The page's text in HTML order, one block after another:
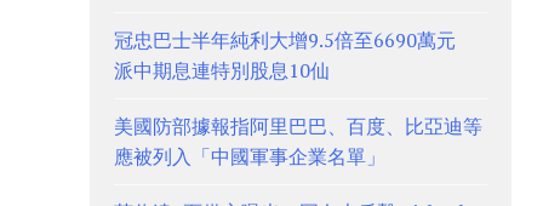
冠忠巴士半年純利大增9.5倍至6690萬元
派中期息連特別股息10仙
美國防部據報指阿里巴巴、百度、比亞迪等
應被列入「中國軍事企業名單」